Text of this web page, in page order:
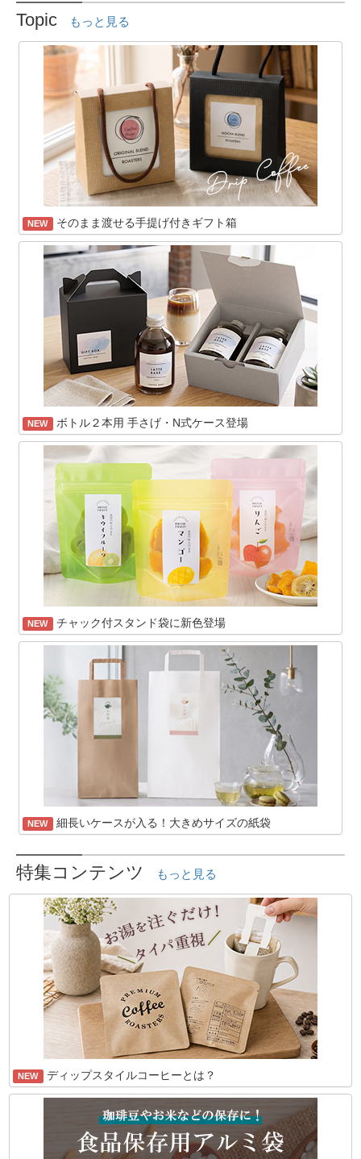
Topic もっと見る
NEW そのまま渡せる手提げ付きギフト箱
NEW ボトル２本用 手さげ・N式ケース登場
NEW チャック付スタンド袋に新色登場
NEW 細長いケースが入る！大きめサイズの紙袋
特集コンテンツ もっと見る
NEW ディップスタイルコーヒーとは？